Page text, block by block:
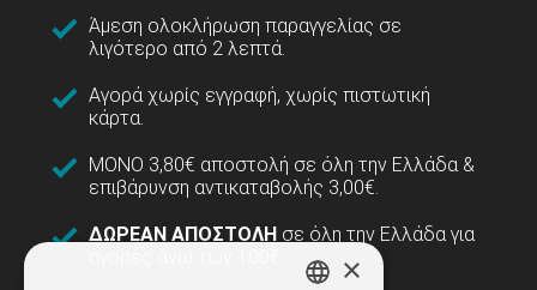
Άμεση ολοκλήρωση παραγγελίας σε
λιγότερο από 2 λεπτά.
Αγορά χωρίς εγγραφή, χωρίς πιστωτική
κάρτα.
ΜΟΝΟ 3,80€ αποστολή σε όλη την Ελλάδα &
επιβάρυνση αντικαταβολής 3,00€.
ΔΩΡΕΑΝ ΑΠΟΣΤΟΛΗ σε όλη την Ελλάδα για
×